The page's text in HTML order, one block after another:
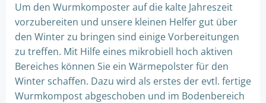
Um den Wurmkomposter auf die kalte Jahreszeit
vorzubereiten und unsere kleinen Helfer gut über
den Winter zu bringen sind einige Vorbereitungen
zu treffen. Mit Hilfe eines mikrobiell hoch aktiven
Bereiches können Sie ein Wärmepolster für den
Winter schaffen. Dazu wird als erstes der evtl. fertige
Wurmkompost abgeschoben und im Bodenbereich